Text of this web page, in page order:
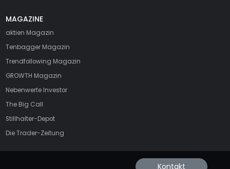
MAGAZINE
aktien Magazin
Tenbagger Magazin
Trendfollowing Magazin
GROWTH Magazin
Nebenwerte Investor
The Big Call
Stillhalter-Depot
Die Trader-Zeitung
Kontakt